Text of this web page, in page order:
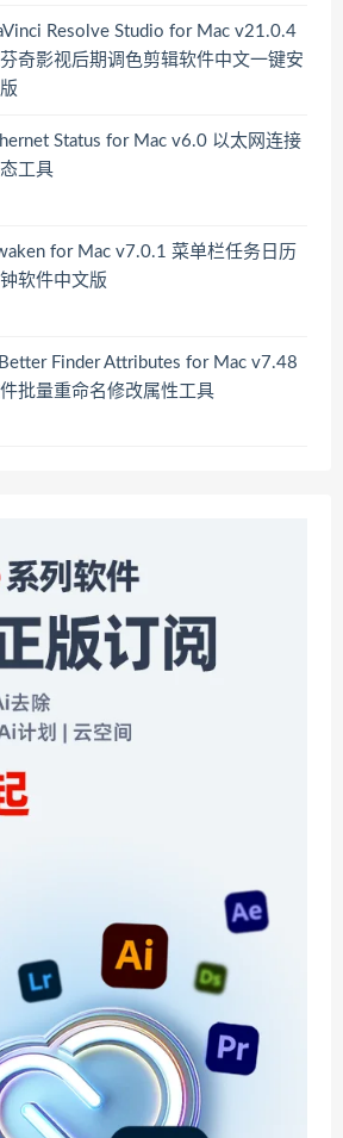
Resolve Studio for Mac v21.0.4
奇影视后期调色剪辑软件中文一键安
Status for Mac v6.0 以太网连接
工具
for Mac v7.0.1 菜单栏任务日历
软件中文版
Finder Attributes for Mac v7.48
批量重命名修改属性工具